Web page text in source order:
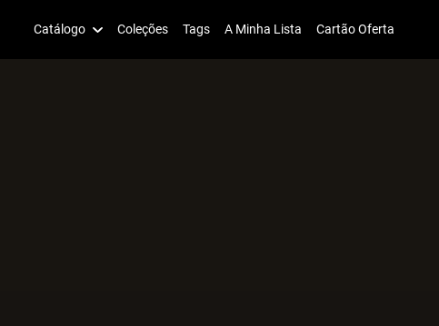
Catálogo Coleções Tags A Minha Lista Cartão Oferta